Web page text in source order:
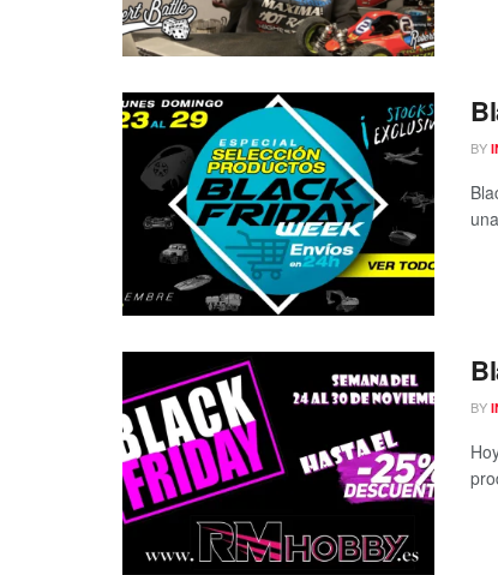
BY
BY